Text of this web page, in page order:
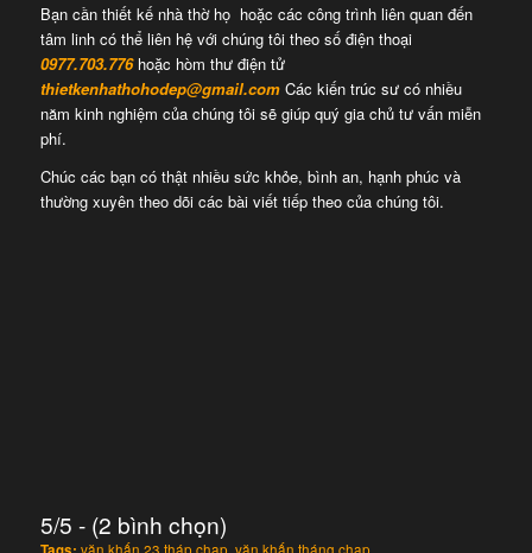
Bạn cần thiết kế nhà thờ họ hoặc các công trình liên quan đến
tâm linh có thể liên hệ với chúng tôi theo số điện thoại
0977.703.776hoặc hòm thư điện tử
thietkenhathohodep@gmail.comCác kiến trúc sư có nhiều
năm kinh nghiệm của chúng tôi sẽ giúp quý gia chủ tư vấn miễn
phí.
Chúc các bạn có thật nhiều sức khỏe, bình an, hạnh phúc và
thường xuyên theo dõi các bài viết tiếp theo của chúng tôi.
5/5 - (2 bình chọn)